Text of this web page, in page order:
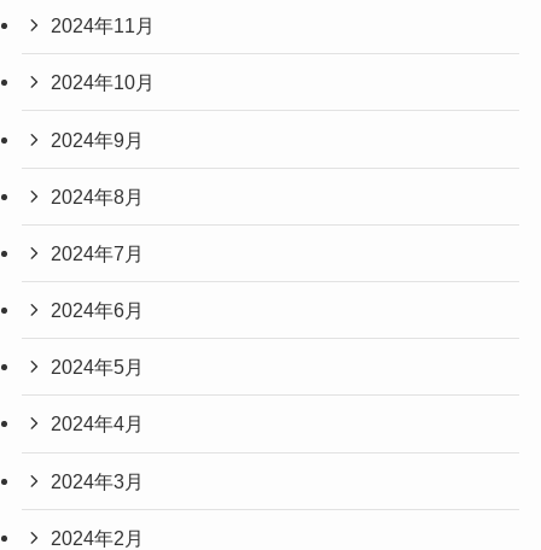
2024年11月
2024年10月
2024年9月
2024年8月
2024年7月
2024年6月
2024年5月
2024年4月
2024年3月
2024年2月